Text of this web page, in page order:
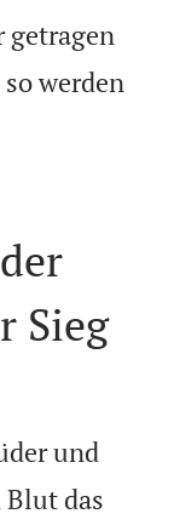
getragen
werden
Sieg
und
Blut das